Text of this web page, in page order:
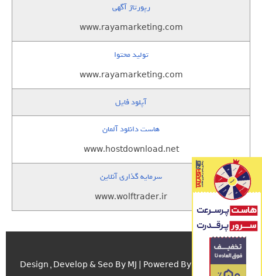
رپورتاژ آگهی
www.rayamarketing.com
تولید محتوا
www.rayamarketing.com
آپلود فایل
هاست دانلود آلمان
www.hostdownload.net
سرمایه گذاری آنلاین
www.wolftrader.ir
Design , Develop & Seo By MJ | Powered By اسکریپت.com